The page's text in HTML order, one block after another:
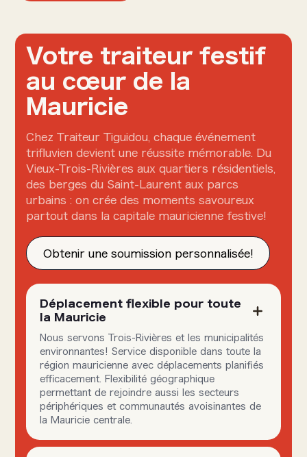
Votre traiteur festif
au cœur de la
Mauricie
Chez Traiteur Tiguidou, chaque événement
trifluvien devient une réussite mémorable. Du
Vieux-Trois-Rivières aux quartiers résidentiels,
des berges du Saint-Laurent aux parcs
urbains : on crée des moments savoureux
partout dans la capitale mauricienne festive!
Obtenir une soumission personnalisée!
Déplacement flexible pour toute
la Mauricie
Nous servons Trois-Rivières et les municipalités
environnantes! Service disponible dans toute la
région mauricienne avec déplacements planifiés
efficacement. Flexibilité géographique
permettant de rejoindre aussi les secteurs
périphériques et communautés avoisinantes de
la Mauricie centrale.